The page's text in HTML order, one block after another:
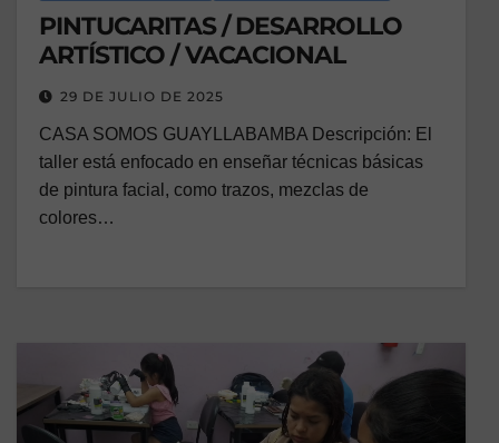
PINTUCARITAS / DESARROLLO
ARTÍSTICO / VACACIONAL
29 DE JULIO DE 2025
CASA SOMOS GUAYLLABAMBA Descripción: El
taller está enfocado en enseñar técnicas básicas
de pintura facial, como trazos, mezclas de
colores…